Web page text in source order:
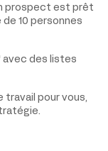
prospect est prêt
10 personnes
avec des listes
travail pour vous,